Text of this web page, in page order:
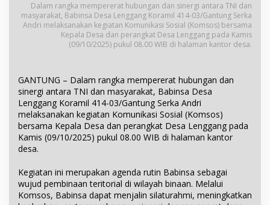
Dalam rangka mempererat hubungan dan sinergi antara TNI dan
masyarakat, Babinsa Desa Lenggang Koramil 414-03/Gantung Serka
Andri melaksanakan kegiatan Komunikasi Sosial (Komsos) bersama
Kepala Desa dan perangkat Desa Lenggang pada Kamis
(09/10/2025) pukul 08.00 WIB di halaman kantor desa.
GANTUNG – Dalam rangka mempererat hubungan dan
sinergi antara TNI dan masyarakat, Babinsa Desa
Lenggang Koramil 414-03/Gantung Serka Andri
melaksanakan kegiatan Komunikasi Sosial (Komsos)
bersama Kepala Desa dan perangkat Desa Lenggang pada
Kamis (09/10/2025) pukul 08.00 WIB di halaman kantor
desa.
Kegiatan ini merupakan agenda rutin Babinsa sebagai
wujud pembinaan teritorial di wilayah binaan. Melalui
Komsos, Babinsa dapat menjalin silaturahmi, meningkatkan